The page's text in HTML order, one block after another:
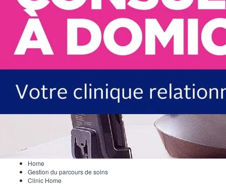
Home
Gestion du parcours de soins
Clinic Home